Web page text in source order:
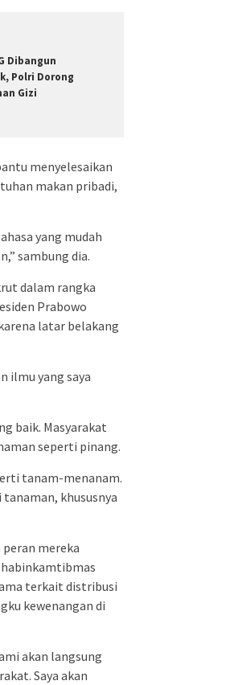
Dibangun
Polri Dorong
Gizi
menyelesaikan
makan pribadi,
yang mudah
sambung dia.
dalam rangka
Prabowo
latar belakang
ilmu yang saya
baik. Masyarakat
seperti pinang.
tanam-menanam.
tanaman, khususnya
mereka
terkait distribusi
kewenangan di
akan langsung
Saya akan